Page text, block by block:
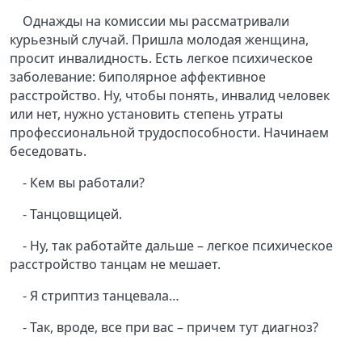
Однажды на комиссии мы рассматривали
курьезный случай. Пришла молодая женщина,
просит инвалидность. Есть легкое психическое
заболевание: биполярное аффективное
расстройство. Ну, чтобы понять, инвалид человек
или нет, нужно установить степень утраты
профессиональной трудоспособности. Начинаем
беседовать.
- Кем вы работали?
- Танцовщицей.
- Ну, так работайте дальше – легкое психическое
расстройство танцам не мешает.
- Я стриптиз танцевала…
- Так, вроде, все при вас – причем тут диагноз?